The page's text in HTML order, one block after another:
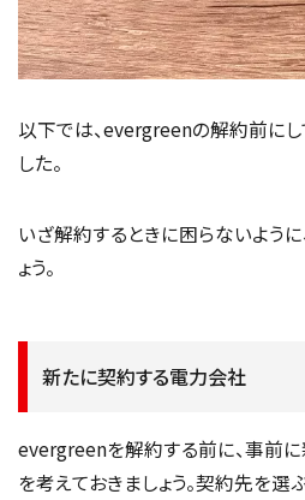
以下では、evergreenの解約前にし
した。
いざ解約するときに困らないよう
ょう。
新たに契約する電力会社
evergreenを解約する前に、事前
を考えておきましょう。契約先を